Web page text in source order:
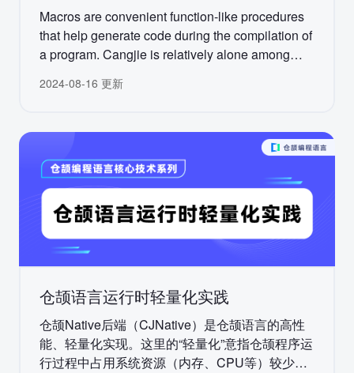
Macros are convenient function-like procedures
that help generate code during the compilation of
a program. Cangjie is relatively alone among
macros – Rust and Swift have macros too, but
2024-08-16 更新
仓颉语言运行时轻量化实践
仓颉Native后端（CJNative）是仓颉语言的高性
能、轻量化实现。这里的“轻量化”意指仓颉程序运
行过程中占用系统资源（内存、CPU等）较少。